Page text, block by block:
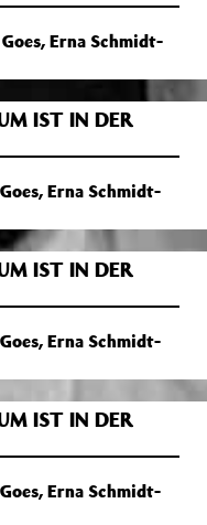
Erna Schmidt-
IST IN DER
Erna Schmidt-
IST IN DER
Erna Schmidt-
IST IN DER
Erna Schmidt-